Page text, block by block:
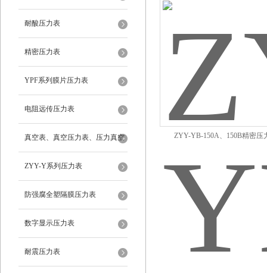
耐酸压力表
精密压力表
YPF系列膜片压力表
电阻远传压力表
真空表、真空压力表、压力真空
表
ZYY-Y系列压力表
防强腐全塑隔膜压力表
数字显示压力表
耐震压力表
ZYY-YB-150A、150B精密压